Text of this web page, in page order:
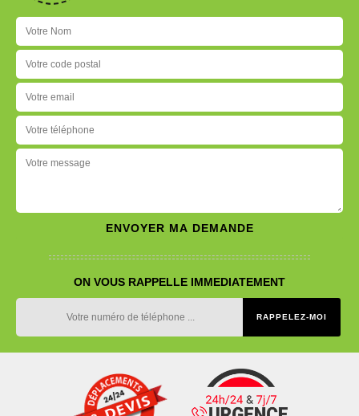
ON VOUS RAPPELLE IMMEDIATEMENT